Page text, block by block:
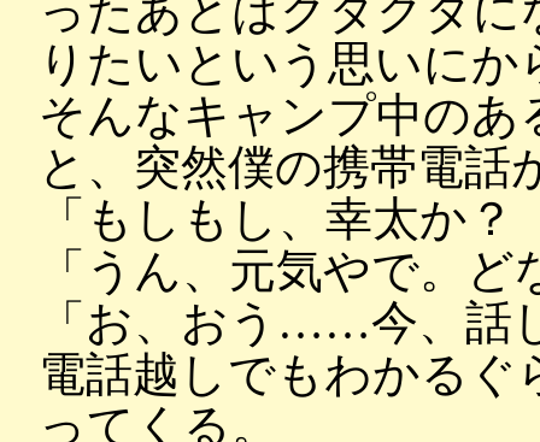
ったあとはクタクタ
りたいという思いにか
そんなキャンプ中の
と、突然僕の携帯電話
「もしもし、幸太か
「うん、元気やで。
「お、おう……今、話
電話越しでもわかるぐ
ってくる。